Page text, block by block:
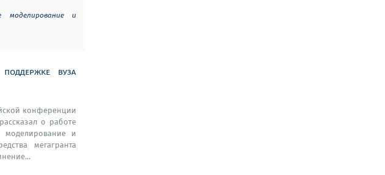
моделирование и
вуза
конференции
о работе
моделирование и
мегагранта